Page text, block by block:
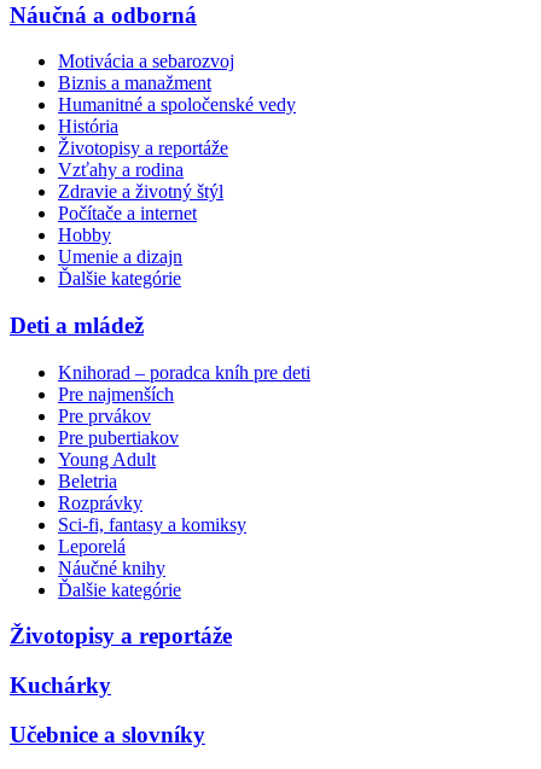
Náučná a odborná
Motivácia a sebarozvoj
Biznis a manažment
Humanitné a spoločenské vedy
História
Životopisy a reportáže
Vzťahy a rodina
Zdravie a životný štýl
Počítače a internet
Hobby
Umenie a dizajn
Ďalšie kategórie
Deti a mládež
Knihorad – poradca kníh pre deti
Pre najmenších
Pre prvákov
Pre pubertiakov
Young Adult
Beletria
Rozprávky
Sci-fi, fantasy a komiksy
Leporelá
Náučné knihy
Ďalšie kategórie
Životopisy a reportáže
Kuchárky
Učebnice a slovníky